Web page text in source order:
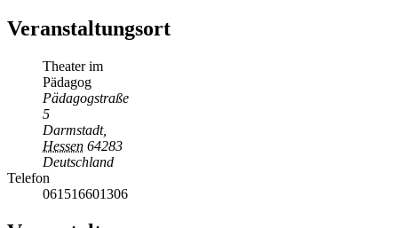
Veranstaltungsort
Theater im
Pädagog
Pädagogstraße
5
Darmstadt,
Hessen 64283
Deutschland
Telefon
061516601306